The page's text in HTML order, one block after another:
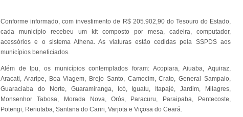
Conforme informado, com investimento de R$ 205.902,90 do Tesouro do Estado,
cada município recebeu um kit composto por mesa, cadeira, computador,
acessórios e o sistema Athena. As viaturas estão cedidas pela SSPDS aos
municípios beneficiados.
Além de Ipu, os municípios contemplados foram: Acopiara, Aiuaba, Aquiraz,
Aracati, Araripe, Boa Viagem, Brejo Santo, Camocim, Crato, General Sampaio,
Guaraciaba do Norte, Guaramiranga, Icó, Iguatu, Itapajé, Jardim, Milagres,
Monsenhor Tabosa, Morada Nova, Orós, Paracuru, Paraipaba, Pentecoste,
Potengi, Reriutaba, Santana do Cariri, Varjota e Viçosa do Ceará.